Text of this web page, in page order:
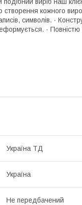
виріб наш
кожного
символів. ·
·
Україна ТД
Україна
Не передбачений